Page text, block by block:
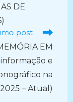
DE
post
EM
e
na
– Atual)